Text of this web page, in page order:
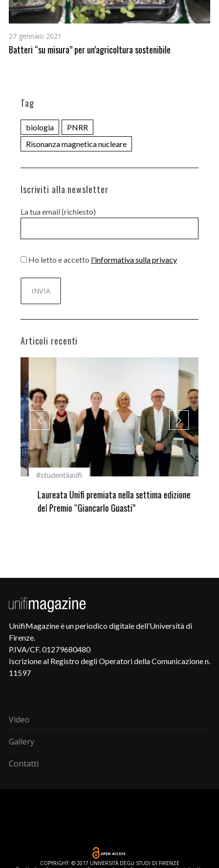
27 gennaio 2021
Batteri “su misura” per un’agricoltura sostenibile
Tag
biologia
PNRR
Risonanza magnetica nucleare
Iscriviti alla newsletter
La tua email (richiesto)
Ho letto e accetto l'informativa sulla privacy
Articoli recenti
#studentiunifi
Laureata Unifi premiata nella settima edizione
del Premio “Giancarlo Guasti”
UnifiMagazine è un periodico digitale dell’Università di
Firenze.
P.IVA/CF. 01279680480
Iscrizione al Registro degli Operatori della Comunicazione n.
11597
Video
Gallery
Contatti
COPYRIGHT: © 2017 UNIVERSITÀ DEGLI STUDI DI FIRENZE